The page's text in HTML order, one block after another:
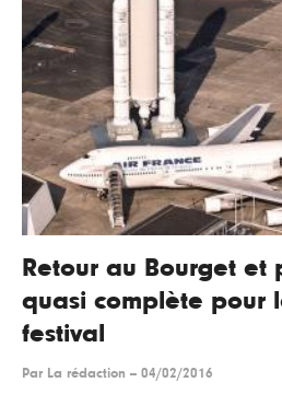
Retour au Bourget et
quasi complète pour
festival
Par La rédaction -- 04/02/2016